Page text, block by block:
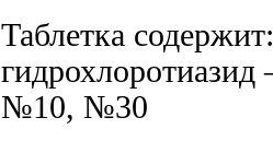
Таблетка
№10, №30